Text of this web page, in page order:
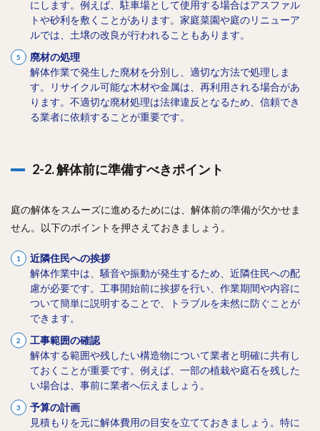
にします。例えば、駐車場として使用する場合はアスファル
トや砂利を敷くことがあります。家庭菜園や庭のリニューア
ルでは、土壌の改良が行われることもあります。
廃材の処理
解体作業で発生した廃材を分別し、適切な方法で処理しま
す。リサイクル可能な木材や金属は、再利用される場合があ
ります。不適切な廃材処理は法律違反となるため、信頼でき
る業者に依頼することが重要です。
2-2. 解体前に準備すべきポイント
庭の解体をスムーズに進めるためには、解体前の準備が欠かせま
せん。以下のポイントを押さえておきましょう。
近隣住民への挨拶
解体作業中は、騒音や振動が発生するため、近隣住民への配
慮が必要です。工事開始前に挨拶を行い、作業期間や内容に
ついて簡単に説明することで、トラブルを未然に防ぐことが
できます。
工事範囲の確認
解体する範囲や残したい構造物について業者と明確に共有し
ておくことが重要です。例えば、一部の植栽や庭石を残した
い場合は、事前に業者へ伝えましょう。
予算の計画
見積もりを元に解体費用の目安を立てておきましょう。特に